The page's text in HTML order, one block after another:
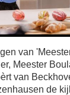
van
Meester
van
de